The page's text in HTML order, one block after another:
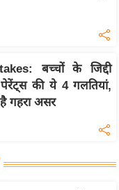
बच्चों के जिद्दी
की ये 4 गलतियां,
गहरा असर